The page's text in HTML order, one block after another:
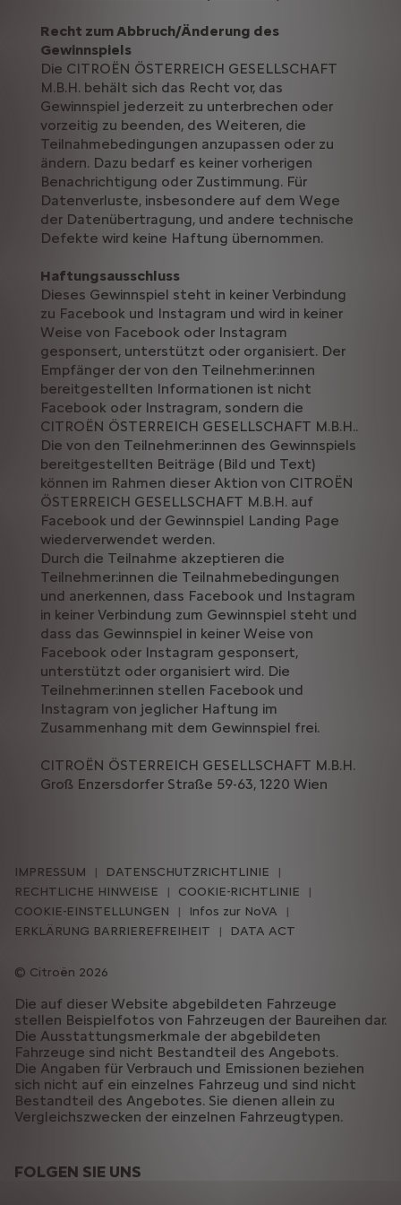
Recht zum Abbruch/Änderung des
Gewinnspiels
Die CITROËN ÖSTERREICH GESELLSCHAFT
M.B.H. behält sich das Recht vor, das
Gewinnspiel jederzeit zu unterbrechen oder
vorzeitig zu beenden, des Weiteren, die
Teilnahmebedingungen anzupassen oder zu
ändern. Dazu bedarf es keiner vorherigen
Benachrichtigung oder Zustimmung. Für
Datenverluste, insbesondere auf dem Wege
der Datenübertragung, und andere technische
Defekte wird keine Haftung übernommen.
Haftungsausschluss
Dieses Gewinnspiel steht in keiner Verbindung
zu Facebook und Instagram und wird in keiner
Weise von Facebook oder Instagram
gesponsert, unterstützt oder organisiert. Der
Empfänger der von den Teilnehmer:innen
bereitgestellten Informationen ist nicht
Facebook oder Instragram, sondern die
CITROËN ÖSTERREICH GESELLSCHAFT M.B.H..
Die von den Teilnehmer:innen des Gewinnspiels
bereitgestellten Beiträge (Bild und Text)
können im Rahmen dieser Aktion von CITROËN
ÖSTERREICH GESELLSCHAFT M.B.H. auf
Facebook und der Gewinnspiel Landing Page
wiederverwendet werden.
Durch die Teilnahme akzeptieren die
Teilnehmer:innen die Teilnahmebedingungen
und anerkennen, dass Facebook und Instagram
in keiner Verbindung zum Gewinnspiel steht und
dass das Gewinnspiel in keiner Weise von
Facebook oder Instagram gesponsert,
unterstützt oder organisiert wird. Die
Teilnehmer:innen stellen Facebook und
Instagram von jeglicher Haftung im
Zusammenhang mit dem Gewinnspiel frei.
CITROËN ÖSTERREICH GESELLSCHAFT M.B.H.
Groß Enzersdorfer Straße 59-63, 1220 Wien
FOLGEN SIE UNS
Citroën 2026
IMPRESSUM
DATENSCHUTZRICHTLINIE
RECHTLICHE HINWEISE
COOKIE-RICHTLINIE
COOKIE-EINSTELLUNGEN
Infos zur NoVA
ERKLÄRUNG BARRIEREFREIHEIT
DATA ACT
Die auf dieser Website abgebildeten Fahrzeuge
stellen Beispielfotos von Fahrzeugen der Baureihen dar.
Die Ausstattungsmerkmale der abgebildeten
Fahrzeuge sind nicht Bestandteil des Angebots.
Die Angaben für Verbrauch und Emissionen beziehen
sich nicht auf ein einzelnes Fahrzeug und sind nicht
Bestandteil des Angebotes. Sie dienen allein zu
Vergleichszwecken der einzelnen Fahrzeugtypen.